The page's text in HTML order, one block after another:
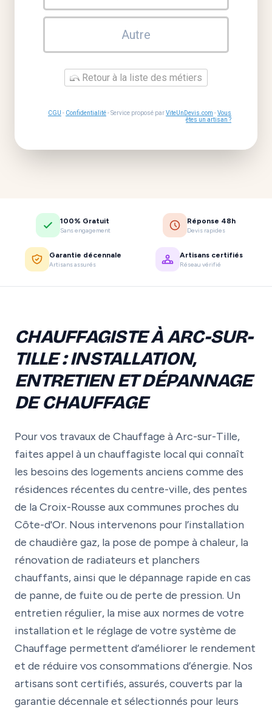
Autre
Retour à la liste des métiers
CGU - Confidentialité- Service proposé parViteUnDevis.com -Vous
êtes un artisan ?
100% Gratuit
Sans engagement
Réponse 48h
Devis rapides
Garantie décennale
Artisans assurés
Artisans certifiés
Réseau vérifié
CHAUFFAGISTE À ARC-SUR-
TILLE : INSTALLATION,
ENTRETIEN ET DÉPANNAGE
DE CHAUFFAGE
Pour vos travaux de Chauffage à Arc-sur-Tille,
faites appel à un chauffagiste local qui connaît
les besoins des logements anciens comme des
résidences récentes du centre-ville, des pentes
de la Croix-Rousse aux communes proches du
Côte-d'Or. Nous intervenons pour l’installation
de chaudière gaz, la pose de pompe à chaleur, la
rénovation de radiateurs et planchers
chauffants, ainsi que le dépannage rapide en cas
de panne, de fuite ou de perte de pression. Un
entretien régulier, la mise aux normes de votre
installation et le réglage de votre système de
Chauffage permettent d’améliorer le rendement
et de réduire vos consommations d’énergie. Nos
artisans sont certifiés, assurés, couverts par la
garantie décennale et sélectionnés pour leurs